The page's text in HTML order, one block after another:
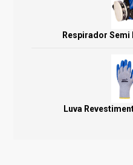
Respirador Semi
Luva